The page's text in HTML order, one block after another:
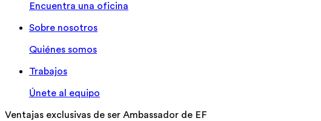
Encuentra una oficina
Sobre nosotros
Quiénes somos
Trabajos
Únete al equipo
Ventajas exclusivas de ser Ambassador de EF